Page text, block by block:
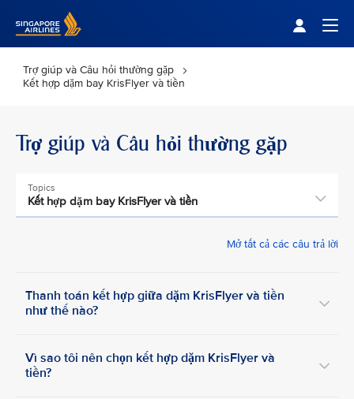
Trợ giúp và Câu hỏi thường gặp
Kết hợp dặm bay KrisFlyer và tiền
Trợ giúp và Câu hỏi thường gặp
Topics
Kết hợp dặm bay KrisFlyer và tiền
Mở tất cả các câu trả lời
Thanh toán kết hợp giữa dặm KrisFlyer và tiền
như thế nào?
Vì sao tôi nên chọn kết hợp dặm KrisFlyer và
tiền?